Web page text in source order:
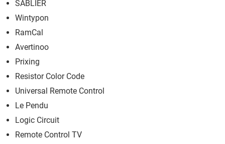
SABLIER
Wintypon
RamCal
Avertinoo
Prixing
Resistor Color Code
Universal Remote Control
Le Pendu
Logic Circuit
Remote Control TV